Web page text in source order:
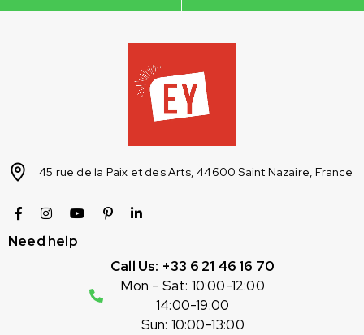
45 rue de la Paix et des Arts, 44600 Saint Nazaire, France
Need help
Call Us: +33 6 21 46 16 70
Mon - Sat: 10:00-12:00
14:00-19:00
Sun: 10:00-13:00